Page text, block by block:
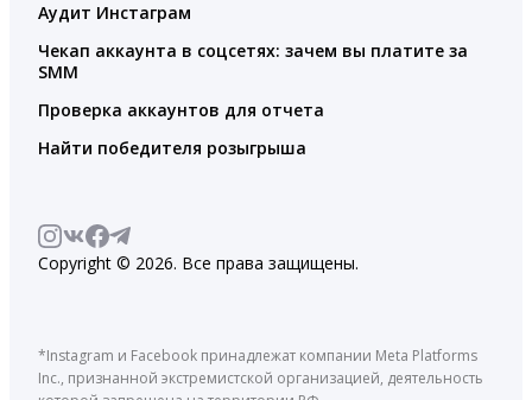
Аудит Инстаграм
Чекап аккаунта в соцсетях: зачем вы платите за
SMM
Проверка аккаунтов для отчета
Найти победителя розыгрыша
Copyright © 2026. Все права защищены.
*Instagram и Facebook принадлежат компании Meta Platforms
Inc., признанной экстремистской организацией, деятельность